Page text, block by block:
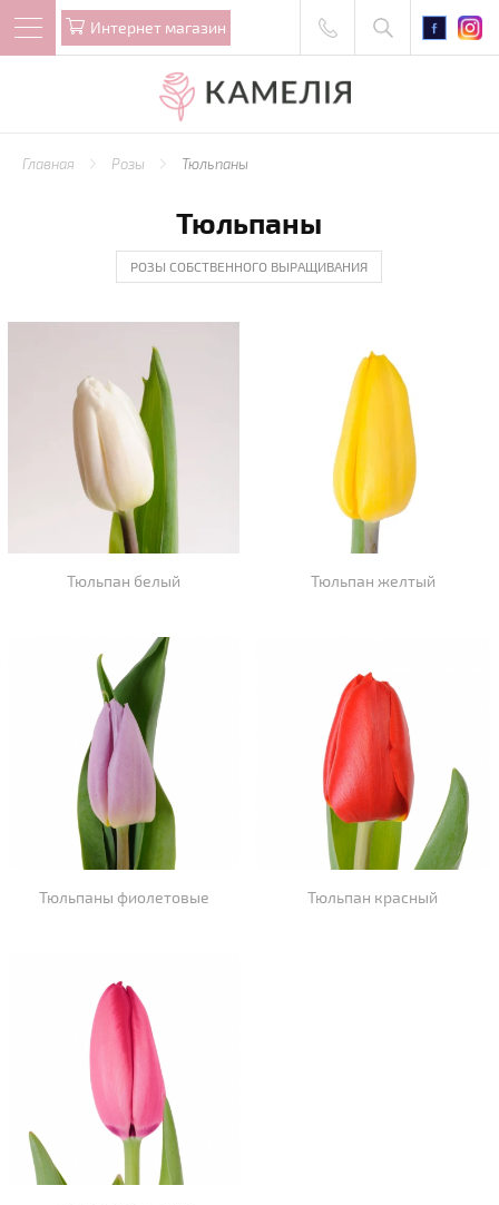
Интернет магазин
Главная Розы Тюльпаны
Тюльпаны
РОЗЫ СОБСТВЕННОГО ВЫРАЩИВАНИЯ
Тюльпан белый Тюльпан желтый
Тюльпаны фиолетовые Тюльпан красный